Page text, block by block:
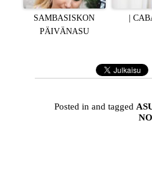
SAMBASISKON
PÄIVÄNASU
|
Posted in and tagged